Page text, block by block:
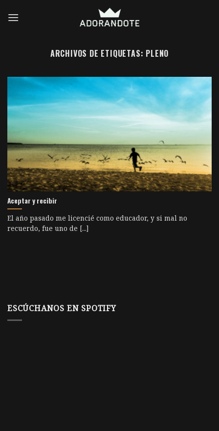
ARCHIVOS DE ETIQUETAS: PLENO
Aceptar y recibir
El año pasado me licencié como educador, y si mal no
recuerdo, fue uno de [...]
ESCÚCHANOS EN SPOTIFY